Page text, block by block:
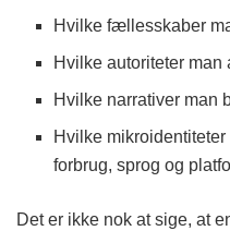
Hvilke fællesskaber
Hvilke autoriteter man
Hvilke narrativer man
Hvilke
forbrug, sprog og
Det er ikke nok at sige, at